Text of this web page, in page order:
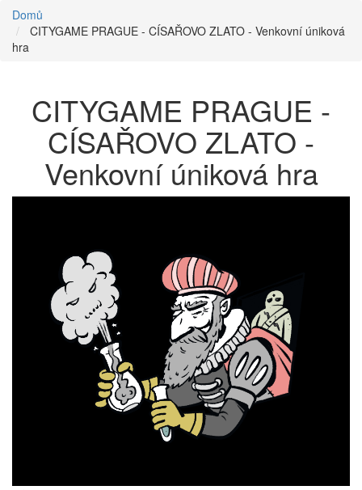
Domů
CITYGAME PRAGUE - CÍSAŘOVO ZLATO - Venkovní úniková
hra
CITYGAME PRAGUE -
CÍSAŘOVO ZLATO -
Venkovní úniková hra